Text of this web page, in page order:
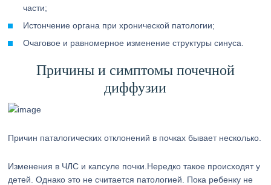
части;
Истончение органа при хронической патологии;
Очаговое и равномерное изменение структуры синуса.
Причины и симптомы почечной
диффузии
Причин паталогических отклонений в почках бывает несколько.
Изменения в ЧЛС и капсуле почки.Нередко такое происходят у
детей. Однако это не считается патологией. Пока ребенку не